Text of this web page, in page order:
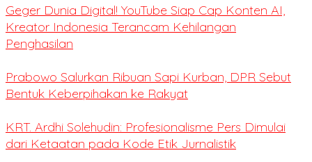
Geger Dunia Digital! YouTube Siap Cap Konten AI,
Kreator Indonesia Terancam Kehilangan
Penghasilan
Prabowo Salurkan Ribuan Sapi Kurban, DPR Sebut
Bentuk Keberpihakan ke Rakyat
KRT. Ardhi Solehudin: Profesionalisme Pers Dimulai
dari Ketaatan pada Kode Etik Jurnalistik